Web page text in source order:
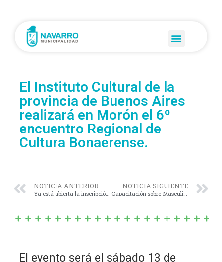
El Instituto Cultural de la
provincia de Buenos Aires
realizará en Morón el 6º
encuentro Regional de
Cultura Bonaerense.
NOTICIA ANTERIOR
Ya está abierta la inscripción para el nuevo curso de Manipulación de alimentos
NOTICIA SIGUIENTE
Capacitación sobre Masculinidades
El evento será el sábado 13 de